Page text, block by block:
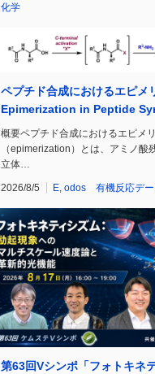
化学
ペプチド合成におけるエピメ
Epimerization in Peptide
概要ペプチド合成におけるエピメ
（epimerization）とは、アミノ酸
立体…
2026/8/5 E odos 有機反応デー
第63回Vシンポ「フォトキネ